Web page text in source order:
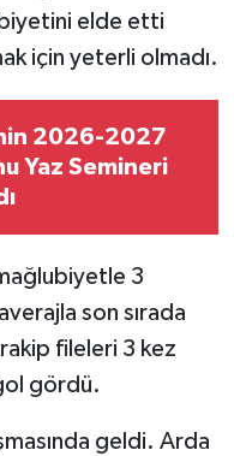
elde etti
için yeterli olmadı.
2026-2027
Yaz Semineri
3
son sırada
fileleri 3 kez
gördü.
geldi. Arda